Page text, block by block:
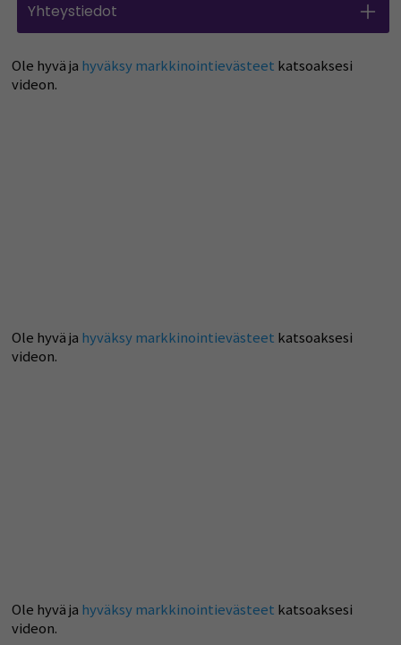
Yhteystiedot
Ole hyvä ja hyväksy markkinointievästeet katsoaksesi
videon.
Ole hyvä ja hyväksy markkinointievästeet katsoaksesi
videon.
Ole hyvä ja hyväksy markkinointievästeet katsoaksesi
videon.